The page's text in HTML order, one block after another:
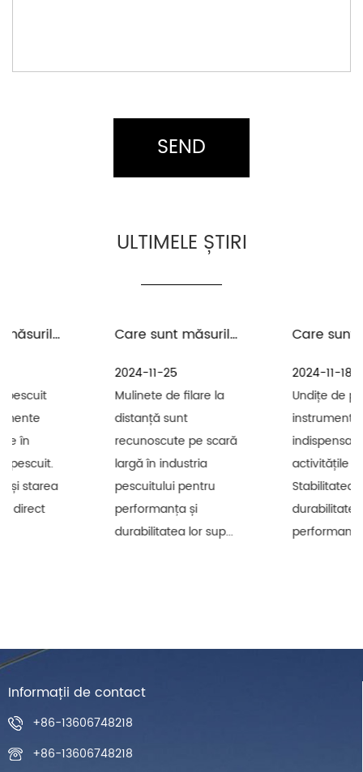
ULTIMELE ȘTIRI
Care sunt măsurile de precauție pentru întreținerea și îngrijirea mulinetelor de filare la distanță în mediul cu apă de mare
Mulinete de filare la
distanță sunt
recunoscute pe scară
largă în industria
pescuitului pentru
performanța și
durabilitatea lor sup...
Care sunt măsurile de precauție pentru întreținerea uneltelor de pescuit și a undițelor de pescuit
Undițe de pescuit sunt
indispensabile pentru
activitățile de pescuit.
Stabilitatea și
performanței lor af...
Informații de contact
+86-13606748218
+86-13606748218